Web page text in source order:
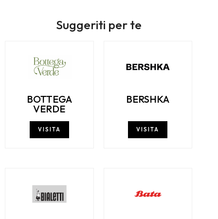
Suggeriti per te
BOTTEGA
VERDE
VISITA
BERSHKA
VISITA